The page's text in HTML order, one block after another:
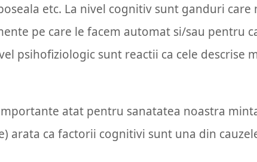
etc. La nivel cognitiv sunt ganduri care
pe care le facem automat si/sau pentru
psihofiziologic sunt reactii ca cele descrise
atat pentru sanatatea noastra
arata ca factorii cognitivi sunt una din